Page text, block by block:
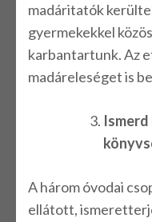
madáritatók
gyermekekkel
karbantartunk. Az
madáreleséget is
Ismerd
A három óvodai
ellátott,